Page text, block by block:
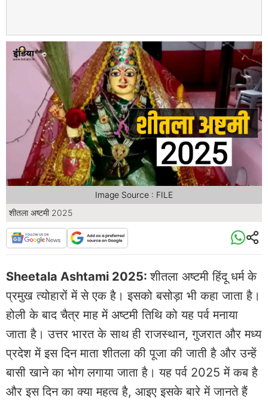
शीतला अष्टमी 2025
Image Source : FILE
Sheetala Ashtami 2025:शीतला अष्टमी हिंदू धर्म के
प्रमुख त्योहारों में से एक है। इसको बसोड़ा भी कहा जाता है।
होली के बाद चैत्र माह में अष्टमी तिथि को यह पर्व मनाया
जाता है। उत्तर भारत के साथ ही राजस्थान, गुजरात और मध्य
प्रदेश में इस दिन माता शीतला की पूजा की जाती है और उन्हें
बासी खाने का भोग लगाया जाता है। यह पर्व 2025 में कब है
और इस दिन का क्या महत्व है, आइए इसके बारे में जानते हैं